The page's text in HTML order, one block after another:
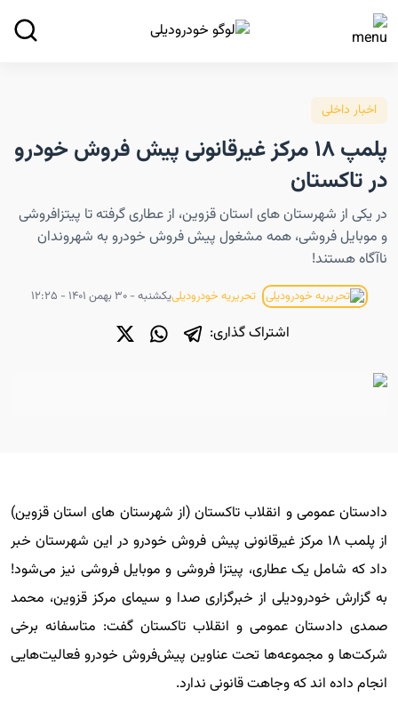
اخبار داخلی
پلمپ ۱۸ مرکز غیرقانونی پیش فروش خودرو
در تاکستان
در یکی از شهرستان های استان قزوین، از عطاری گرفته تا پیتزافروشی
و موبایل فروشی، همه مشغول پیش فروش خودرو به شهروندان
ناآگاه هستند!
تحریریه خودرودیلییکشنبه - ۳۰ بهمن ۱۴۰۱ - ۱۲:۲۵
اشتراک گذاری:
دادستان عمومی و انقلاب تاکستان (از شهرستان های استان قزوین)
از پلمب ۱۸ مرکز غیرقانونی پیش فروش خودرو در این شهرستان خبر
داد که شامل یک عطاری، پیتزا فروشی و موبایل فروشی نیز می‌شود!
به گزارش خودرودیلی از خبرگزاری صدا و سیمای مرکز قزوین، محمد
صمدی دادستان عمومی و انقلاب تاکستان گفت: متاسفانه برخی
شرکت‌ها و مجموعه‌ها تحت عناوین پیش‌فروش خودرو فعالیت‌هایی
انجام داده اند که وجاهت قانونی ندارد.